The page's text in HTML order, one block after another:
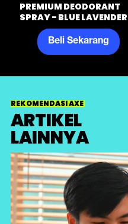
PREMIUM DEODORANT
SPRAY - BLUE LAVENDER
Beli Sekarang
REKOMENDASI AXE
ARTIKEL
LAINNYA